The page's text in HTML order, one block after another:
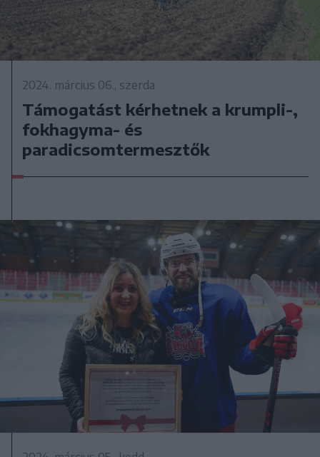
2024. március 06., szerda
Támogatást kérhetnek a krumpli-,
fokhagyma- és
paradicsomtermesztők